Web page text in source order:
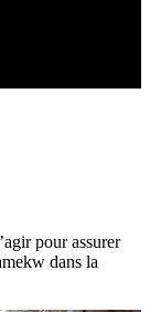
pour assurer
dans la